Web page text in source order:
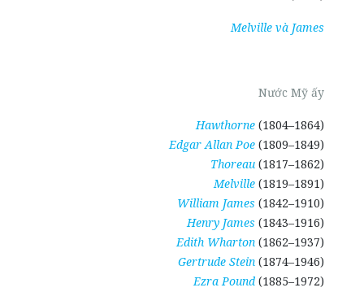
Melville và James
Nước Mỹ ấy
Hawthorne(1804–1864)
Edgar Allan Poe(1809–1849)
Thoreau(1817–1862)
Melville(1819–1891)
William James (1842–1910)
Henry James (1843–1916)
Edith Wharton(1862–1937)
Gertrude Stein(1874–1946)
Ezra Pound(1885–1972)